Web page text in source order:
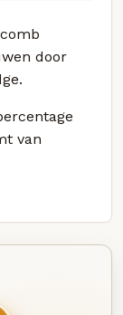
door
van